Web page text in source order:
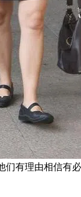
有理由相信有